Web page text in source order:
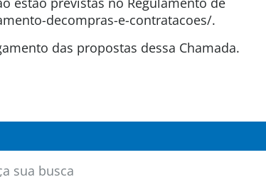
decompras-e-contratacoes/.
das propostas dessa Chamada.